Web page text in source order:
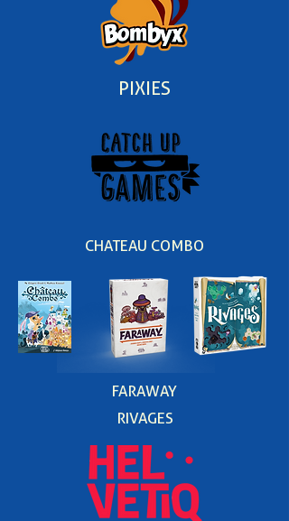
PIXIES
CHATEAU COMBO
FARAWAY
RIVAGES